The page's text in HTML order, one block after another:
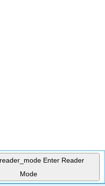
Enter Reader
Mode